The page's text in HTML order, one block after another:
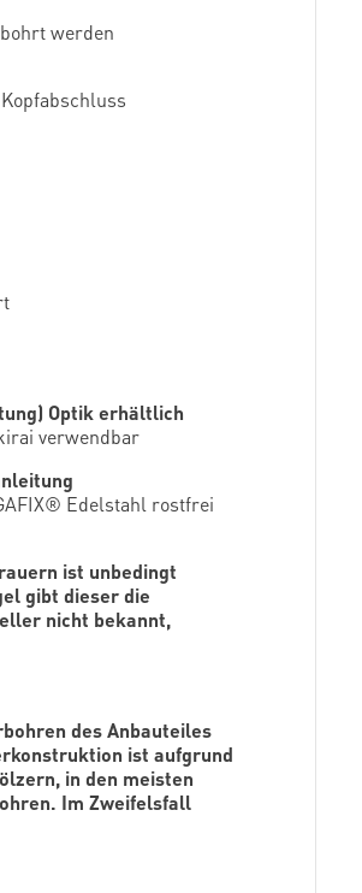
werden
Optik erhältlich
verwendbar
Edelstahl rostfrei
ist unbedingt
gibt dieser die
nicht bekannt,
des Anbauteiles
ist aufgrund
in den meisten
Im Zweifelsfall